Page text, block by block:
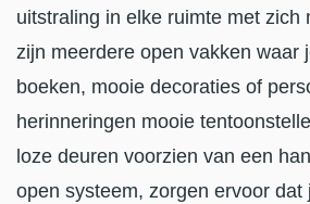
uitstraling in elke ruimte met zich
zijn meerdere open vakken waar
boeken, mooie decoraties of
herinneringen mooie
loze deuren voorzien van een
open systeem, zorgen ervoor dat